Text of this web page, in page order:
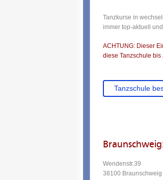
Tanzkurse in
immer top-aktuell
ACHTUNG: Dieser
diese Tanzschule bis
Tanzschule
Wendenstr.39
38100 Braunschweig